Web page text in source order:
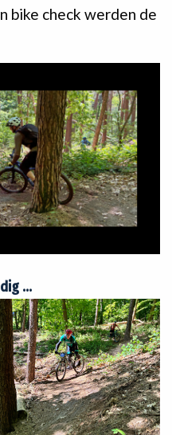
bike check werden de
…